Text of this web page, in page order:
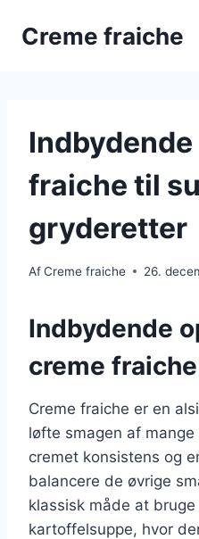
Creme fraiche
fraiche til
gryderetter
AfCreme fraiche 26.
Indbydende
creme
Creme fraiche er en
løfte smagen af
cremet konsistens og
balancere de øvrige
klassisk måde at
kartoffelsuppe, hvor